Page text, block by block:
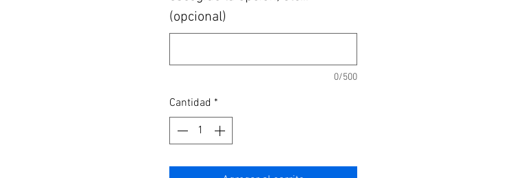
(opcional)
0/500
Cantidad *